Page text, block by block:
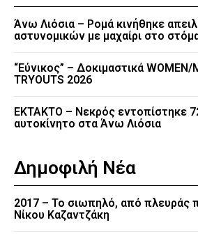
Άνω Λιόσια – Ρομά κινήθηκε
αστυνομικών με μαχαίρι στο
“Εύνικος” – Δοκιμαστικά WOMEN/
TRYOUTS 2026
EKTAKTO – Νεκρός εντοπίστηκε
αυτοκίνητο στα Άνω Λιόσια
Δημοφιλή Νέα
2017 – Το σιωπηλό, από πλευράς
Νίκου Καζαντζάκη